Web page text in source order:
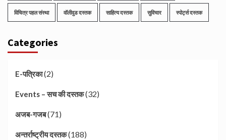
विचित्र पहल संस्था वॉलीवुड दस्तक साहित्य दस्तक सुविचार स्पोर्ट्स दस्तक
Categories
E-पत्रिका(2)
Events – सच की दस्तक(32)
अजब-गजब(71)
अन्तर्राष्ट्रीय दस्तक(188)